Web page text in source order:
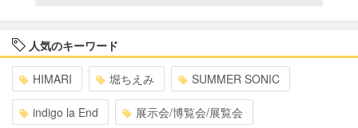
人気のキーワード
HIMARI 堀ちえみ SUMMER SONIC
indigo la End 展示会/博覧会/展覧会